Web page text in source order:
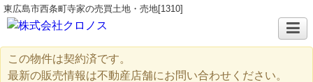
東広島市西条町寺家の売買土地・売地[1310]
この物件は契約済です。
最新の販売情報は不動産店舗にお問い合わせください。